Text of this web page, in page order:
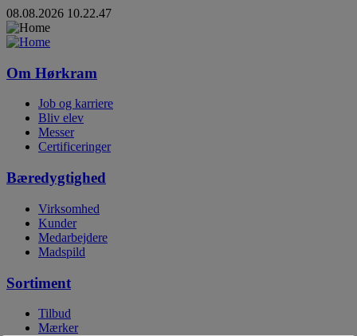
08.08.2026 10.22.47
Om Hørkram
Job og karriere
Bliv elev
Messer
Certificeringer
Bæredygtighed
Virksomhed
Kunder
Medarbejdere
Madspild
Sortiment
Tilbud
Mærker